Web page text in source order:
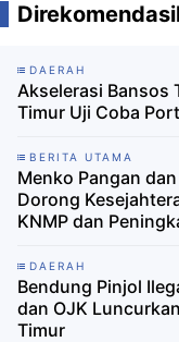
DAERAH
Akselerasi Bansos
Timur Uji Coba
BERITA UTAMA
Menko Pangan
Dorong
KNMP dan
DAERAH
Bendung Pinjol
dan OJK
Timur